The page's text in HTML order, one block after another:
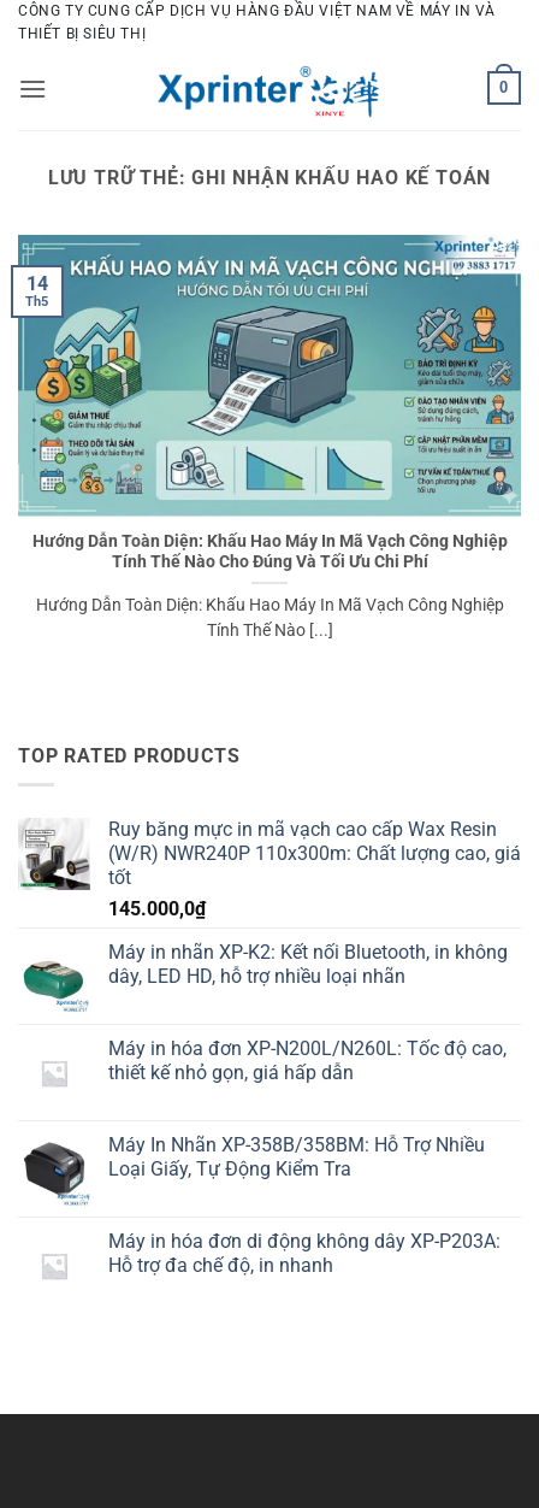
Bỏ
qua
dung
CÔNG TY CUNG CẤP DỊCH VỤ HÀNG ĐẦU VIỆT NAM VỀ MÁY IN VÀ
THIẾT BỊ SIÊU THỊ
0
LƯU TRỮ THẺ:GHI NHẬN KHẤU HAO KẾ TOÁN
Hướng Dẫn Toàn Diện: Khấu Hao Máy In Mã Vạch Công Nghiệp
Tính Thế Nào Cho Đúng Và Tối Ưu Chi Phí
Hướng Dẫn Toàn Diện: Khấu Hao Máy In Mã Vạch Công Nghiệp
Tính Thế Nào [...]
14
Th5
TOP RATED PRODUCTS
Ruy băng mực in mã vạch cao cấp Wax Resin
(W/R) NWR240P 110x300m: Chất lượng cao, giá
tốt
145.000,0₫
Máy in nhãn XP-K2: Kết nối Bluetooth, in không
dây, LED HD, hỗ trợ nhiều loại nhãn
Máy in hóa đơn XP-N200L/N260L: Tốc độ cao,
thiết kế nhỏ gọn, giá hấp dẫn
Máy In Nhãn XP-358B/358BM: Hỗ Trợ Nhiều
Loại Giấy, Tự Động Kiểm Tra
Máy in hóa đơn di động không dây XP-P203A:
Hỗ trợ đa chế độ, in nhanh